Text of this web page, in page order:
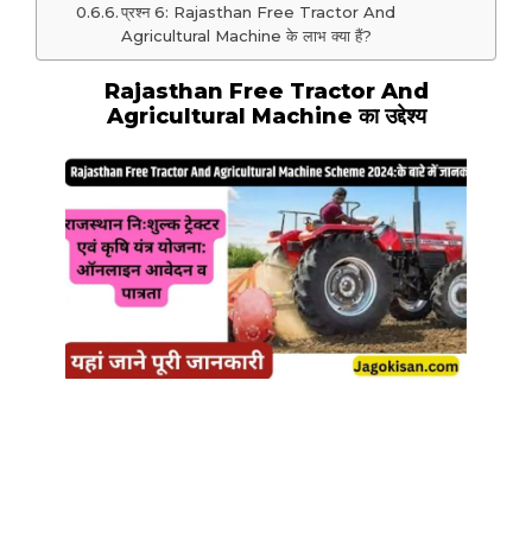
प्रश्न 6: Rajasthan Free Tractor And
Agricultural Machine के लाभ क्या हैं?
Rajasthan Free Tractor And
Agricultural Machine का उद्देश्य